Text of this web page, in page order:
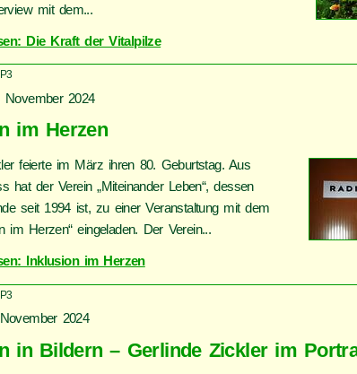
mit dem...
Die Kraft der Vitalpilze
November 2024
im Herzen
feierte im März ihren 80. Geburtstag. Aus
hat der Verein „Miteinander Leben“, dessen
seit 1994 ist, zu einer Veranstaltung mit dem
im Herzen“ eingeladen. Der Verein...
Inklusion im Herzen
2024
in Bildern – Gerlinde Zickler im